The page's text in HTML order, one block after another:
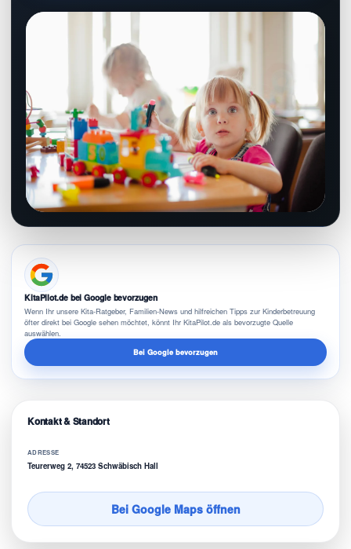
KitaPilot.de bei Google bevorzugen
Wenn Ihr unsere Kita-Ratgeber, Familien-News und hilfreichen Tipps zur Kinderbetreuung
öfter direkt bei Google sehen möchtet, könnt Ihr KitaPilot.de als bevorzugte Quelle
auswählen.
Bei Google bevorzugen
Kontakt & Standort
ADRESSE
Teurerweg 2, 74523 Schwäbisch Hall
Bei Google Maps öffnen